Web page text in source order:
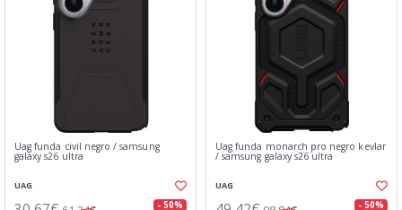
Uag funda civil negro / samsung
galaxy s26 ultra
UAG
- 50%
Uag funda monarch pro negro kevlar
/ samsung galaxy s26 ultra
UAG
- 50%